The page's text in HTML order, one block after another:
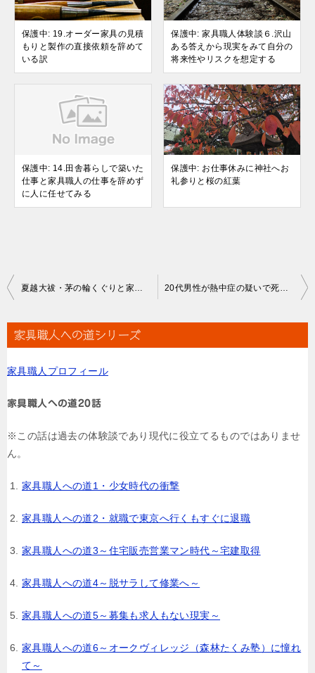
保護中: 19.オーダー家具の見積
もりと製作の直接依頼を辞めて
いる訳
保護中: 家具職人体験談６.沢山
ある答えから現実をみて自分の
将来性やリスクを想定する
保護中: 14.田舎暮らしで築いた
仕事と家具職人の仕事を辞めず
に人に任せてみる
保護中: お仕事休みに神社へお
礼参りと桜の紅葉
投
ナ
ゲ
ー
ョ
夏越大祓・茅の輪くぐりと家具業界のコロナの影響？閑散期？ 20代男性が熱中症の疑いで死亡…猛暑で仕事の士気が奪われる
家具職人への道シリーズ
家具職人プロフィール
家具職人への道20話
※この話は過去の体験談であり現代に役立てるものではありませ
ん。
家具職人への道1・少女時代の衝撃
家具職人への道2・就職で東京へ行くもすぐに退職
家具職人への道3～住宅販売営業マン時代～宅建取得
家具職人への道4～脱サラして修業へ～
家具職人への道5～募集も求人もない現実～
家具職人への道6～オークヴィレッジ（森林たくみ塾）に憧れ
て～